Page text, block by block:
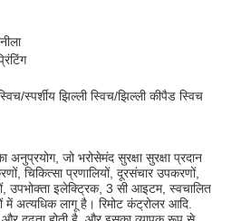
स्पर्शीय झिल्ली स्विच/झिल्ली कीपैड स्विच
अनुप्रयोग, जो भरोसेमंद सुरक्षा सुरक्षा प्रदान
चिकित्सा प्रणालियों, दूरसंचार उपकरणों,
उपभोक्ता इलेक्ट्रिक, 3 सी आइटम, स्वचालित
अत्यधिक लागू है। रिमोट कंट्रोलर आदि.